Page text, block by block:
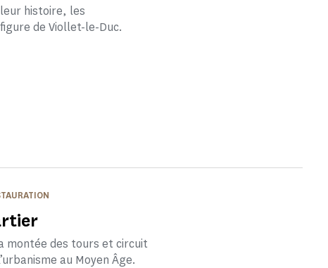
histoire, les
de Viollet-le-Duc.
montée des tours et circuit
au Moyen Âge.